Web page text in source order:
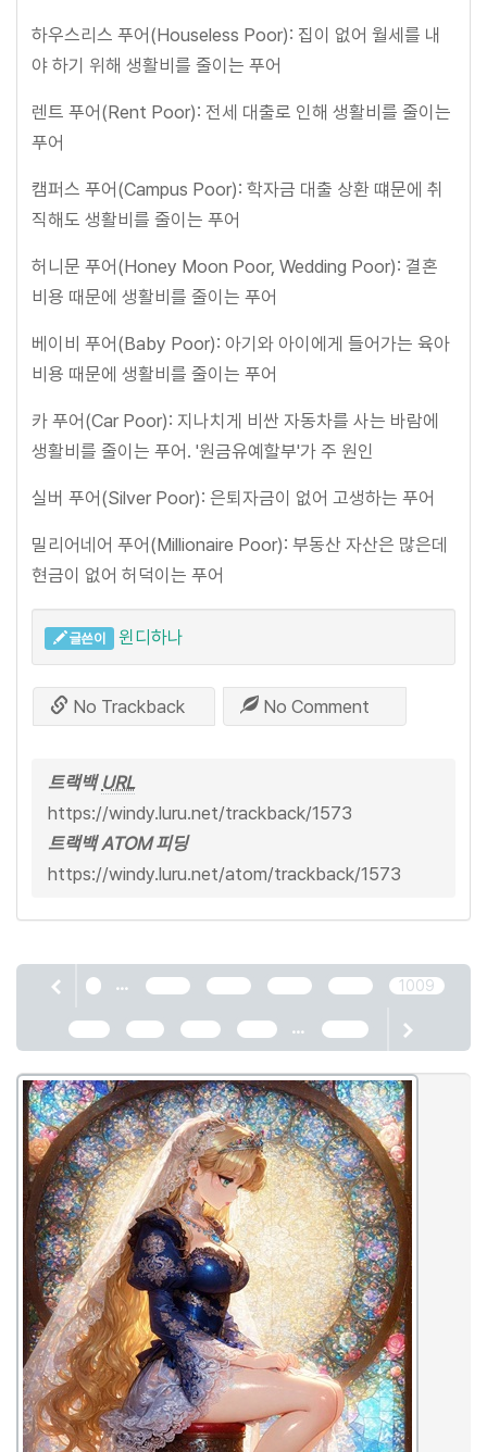
하우스리스 푸어(Houseless Poor): 집이 없어 월세를 내
야 하기 위해 생활비를 줄이는 푸어
렌트 푸어(Rent Poor): 전세 대출로 인해 생활비를 줄이는
푸어
캠퍼스 푸어(Campus Poor): 학자금 대출 상환 떄문에 취
직해도 생활비를 줄이는 푸어
허니문 푸어(Honey Moon Poor, Wedding Poor): 결혼
비용 때문에 생활비를 줄이는 푸어
베이비 푸어(Baby Poor): 아기와 아이에게 들어가는 육아
비용 때문에 생활비를 줄이는 푸어
카 푸어(Car Poor): 지나치게 비싼 자동차를 사는 바람에
생활비를 줄이는 푸어. '원금유예할부'가 주 원인
실버 푸어(Silver Poor): 은퇴자금이 없어 고생하는 푸어
밀리어네어 푸어(Millionaire Poor): 부동산 자산은 많은데
현금이 없어 허덕이는 푸어
글쓴이 윈디하나
No Trackback No Comment
트랙백 URL
https://windy.luru.net/trackback/1573
트랙백 ATOM 피딩
https://windy.luru.net/atom/trackback/1573
... 1009
...